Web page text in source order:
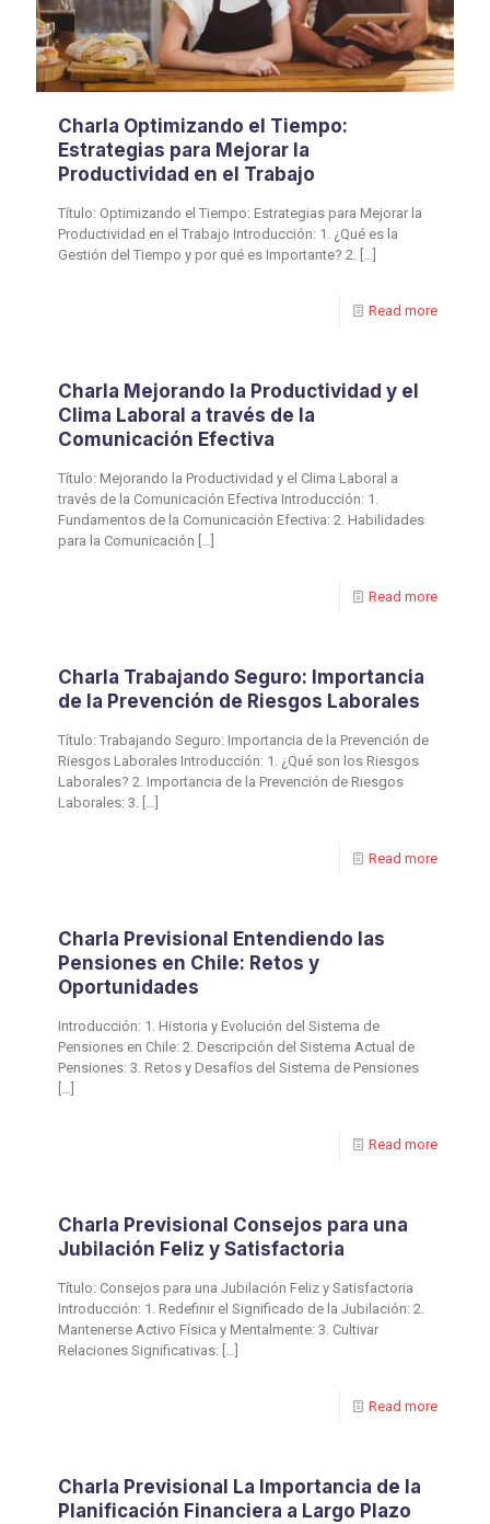
Charla Optimizando el Tiempo:
Estrategias para Mejorar la
Productividad en el Trabajo
Título: Optimizando el Tiempo: Estrategias para Mejorar la
Productividad en el Trabajo Introducción: 1. ¿Qué es la
Gestión del Tiempo y por qué es Importante? 2. […]
Read more
Charla Mejorando la Productividad y el
Clima Laboral a través de la
Comunicación Efectiva
Título: Mejorando la Productividad y el Clima Laboral a
través de la Comunicación Efectiva Introducción: 1.
Fundamentos de la Comunicación Efectiva: 2. Habilidades
para la Comunicación […]
Read more
Charla Trabajando Seguro: Importancia
de la Prevención de Riesgos Laborales
Título: Trabajando Seguro: Importancia de la Prevención de
Riesgos Laborales Introducción: 1. ¿Qué son los Riesgos
Laborales? 2. Importancia de la Prevención de Riesgos
Laborales: 3. […]
Read more
Charla Previsional Entendiendo las
Pensiones en Chile: Retos y
Oportunidades
Introducción: 1. Historia y Evolución del Sistema de
Pensiones en Chile: 2. Descripción del Sistema Actual de
Pensiones: 3. Retos y Desafíos del Sistema de Pensiones
[…]
Read more
Charla Previsional Consejos para una
Jubilación Feliz y Satisfactoria
Título: Consejos para una Jubilación Feliz y Satisfactoria
Introducción: 1. Redefinir el Significado de la Jubilación: 2.
Mantenerse Activo Física y Mentalmente: 3. Cultivar
Relaciones Significativas: […]
Read more
Charla Previsional La Importancia de la
Planificación Financiera a Largo Plazo